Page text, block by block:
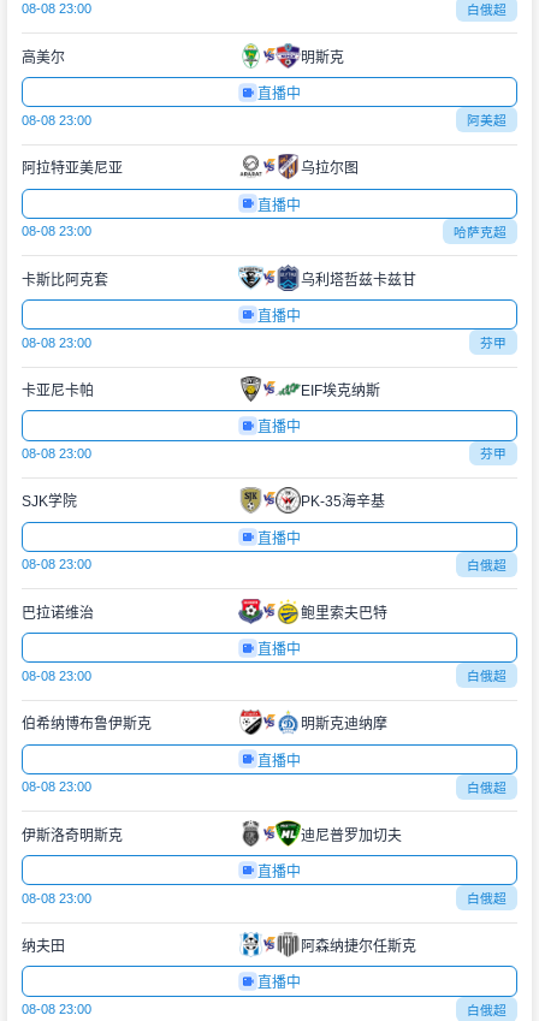
08-08 23:00 白俄超
高美尔 明斯克
直播中
08-08 23:00 阿美超
阿拉特亚美尼亚 乌拉尔图
直播中
08-08 23:00 哈萨克超
卡斯比阿克套 乌利塔哲兹卡兹甘
直播中
08-08 23:00 芬甲
卡亚尼卡帕 EIF埃克纳斯
直播中
08-08 23:00 芬甲
SJK学院 PK-35海辛基
直播中
08-08 23:00 白俄超
巴拉诺维治 鲍里索夫巴特
直播中
08-08 23:00 白俄超
伯希纳博布鲁伊斯克 明斯克迪纳摩
直播中
08-08 23:00 白俄超
伊斯洛奇明斯克 迪尼普罗加切夫
直播中
08-08 23:00 白俄超
纳夫田 阿森纳捷尔任斯克
直播中
08-08 23:00 白俄超